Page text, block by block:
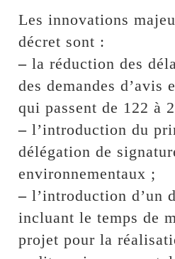
Les innovations
décret sont :
– la réduction des
des demandes d’avis
qui passent de 122 à
– l’introduction du
délégation de
environnementaux ;
– l’introduction d’un
incluant le temps de
projet pour la